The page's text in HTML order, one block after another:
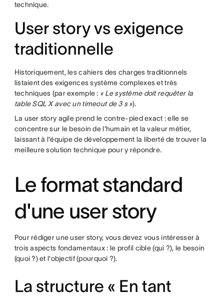
technique.
User story vs exigence
traditionnelle
Historiquement, les cahiers des charges traditionnels
listaient des exigences système complexes et très
techniques (par exemple : « Le système doit requêter la
table SQL X avec un timeout de 3 s »).
La user story agile prend le contre-pied exact : elle se
concentre sur le besoin de l'humain et la valeur métier,
laissant à l'équipe de développement la liberté de trouver la
meilleure solution technique pour y répondre.
Le format standard
d'une user story
Pour rédiger une user story, vous devez vous intéresser à
trois aspects fondamentaux : le profil cible (qui ?), le besoin
(quoi ?) et l'objectif (pourquoi ?).
La structure « En tant